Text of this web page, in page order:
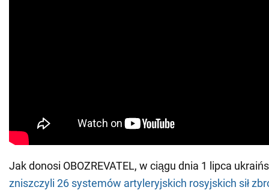
Jak donosi OBOZREVATEL, w ciągu dnia 1 lipca
zniszczyli 26 systemów artyleryjskich rosyjskich sił